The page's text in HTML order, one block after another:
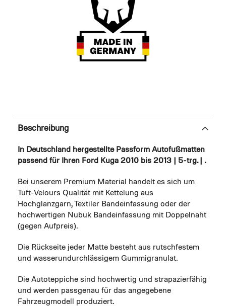
Beschreibung
In Deutschland hergestellte Passform Autofußmatten
passend für Ihren Ford Kuga 2010 bis 2013 | 5-trg. | .
Bei unserem Premium Material handelt es sich um
Tuft-Velours Qualität mit Kettelung aus
Hochglanzgarn, Textiler Bandeinfassung oder der
hochwertigen Nubuk Bandeinfassung mit Doppelnaht
(gegen Aufpreis).
Die Rückseite jeder Matte besteht aus rutschfestem
und wasserundurchlässigem Gummigranulat.
Die Autoteppiche sind hochwertig und strapazierfähig
und werden passgenau für das angegebene
Fahrzeugmodell produziert.